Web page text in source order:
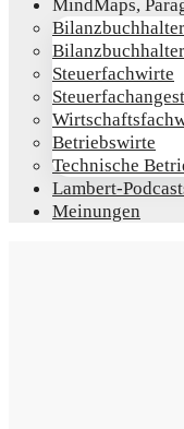
Mind­Maps,
Bilanz­buch­hal­ter
Steu­er­fach­wir­te
Betriebs­wir­te
Tech­ni­sche
Lam­­bert-
Mei­nun­gen